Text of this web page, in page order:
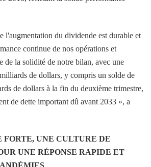
l'augmentation du dividende est durable et
continue de nos opérations et
de la solidité de notre bilan, avec une
de dollars, y compris un solde de
de dollars à la fin du deuxième trimestre,
de dette important dû avant 2033 », a
FORTE, UNE CULTURE DE
UNE RÉPONSE RAPIDE ET